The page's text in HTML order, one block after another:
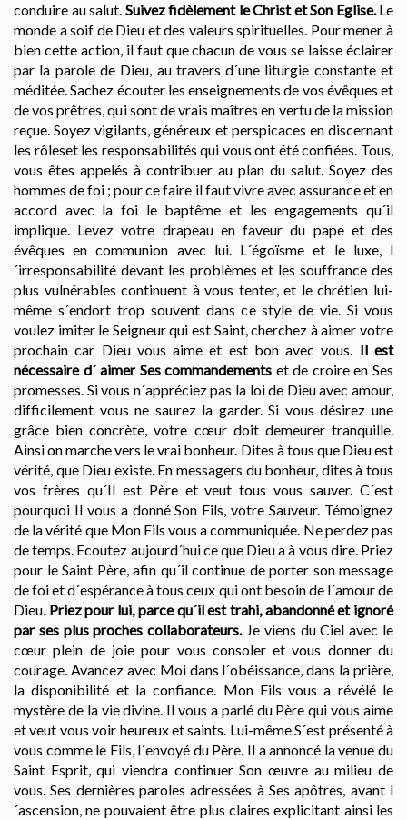
conduire au salut. Suivez fidèlement le Christ et Son Eglise.Le
monde a soif de Dieu et des valeurs spirituelles. Pour mener à
bien cette action, il faut que chacun de vous se laisse éclairer
par la parole de Dieu, au travers d´une liturgie constante et
méditée. Sachez écouter les enseignements de vos évêques et
de vos prêtres, qui sont de vrais maîtres en vertu de la mission
reçue. Soyez vigilants, généreux et perspicaces en discernant
les rôleset les responsabilités qui vous ont été confiées. Tous,
vous êtes appelés à contribuer au plan du salut. Soyez des
hommes de foi ; pour ce faire il faut vivre avec assurance et en
accord avec la foi le baptême et les engagements qu´il
implique. Levez votre drapeau en faveur du pape et des
évêques en communion avec lui. L´égoïsme et le luxe, l
´irresponsabilité devant les problèmes et les souffrance des
plus vulnérables continuent à vous tenter, et le chrétien lui-
même s´endort trop souvent dans ce style de vie. Si vous
voulez imiter le Seigneur qui est Saint, cherchez à aimer votre
prochain car Dieu vous aime et est bon avec vous. Il est
nécessaire d´ aimer Ses commandements et de croire en Ses
promesses. Si vous n´appréciez pas la loi de Dieu avec amour,
difficilement vous ne saurez la garder. Si vous désirez une
grâce bien concrète, votre cœur doit demeurer tranquille.
Ainsi on marche vers le vrai bonheur. Dites à tous que Dieu est
vérité, que Dieu existe. En messagers du bonheur, dites à tous
vos frères qu´Il est Père et veut tous vous sauver. C´est
pourquoi Il vous a donné Son Fils, votre Sauveur. Témoignez
de la vérité que Mon Fils vous a communiquée. Ne perdez pas
de temps. Ecoutez aujourd´hui ce que Dieu a à vous dire. Priez
pour le Saint Père, afin qu´il continue de porter son message
de foi et d´espérance à tous ceux qui ont besoin de l´amour de
Dieu. Priez pour lui, parce qu´il est trahi, abandonné et ignoré
par ses plus proches collaborateurs.Je viens du Ciel avec le
cœur plein de joie pour vous consoler et vous donner du
courage. Avancez avec Moi dans l´obéissance, dans la prière,
la disponibilité et la confiance. Mon Fils vous a révélé le
mystère de la vie divine. Il vous a parlé du Père qui vous aime
et veut vous voir heureux et saints. Lui-même S´est présenté à
vous comme le Fils, l´envoyé du Père. Il a annoncé la venue du
Saint Esprit, qui viendra continuer Son œuvre au milieu de
vous. Ses dernières paroles adressées à Ses apôtres, avant l
´ascension, ne pouvaient être plus claires explicitant ainsi les